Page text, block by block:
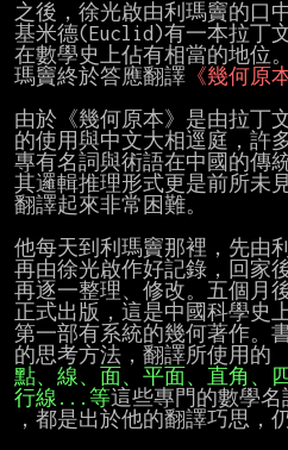
之後，徐光啟由利瑪竇的口
基米德(Euclid)有一本拉丁文
在數學史上佔有相當的地位
瑪竇終於答應翻譯 《幾何原
由於《幾何原本》是由拉丁
的使用與中文大相逕庭，許
專有名詞與術語在中國的傳
其邏輯推理形式更是前所未見
翻譯起來非常困難。
他每天到利瑪竇那裡，先由
再由徐光啟作好記錄，回家後
再逐一整理、修改。五個月
正式出版，這是中國科學史
第一部有系統的幾何著作。
點、線、面、平面、直角、
行線...等這些專門的數學名
，都是出於他的翻譯巧思，